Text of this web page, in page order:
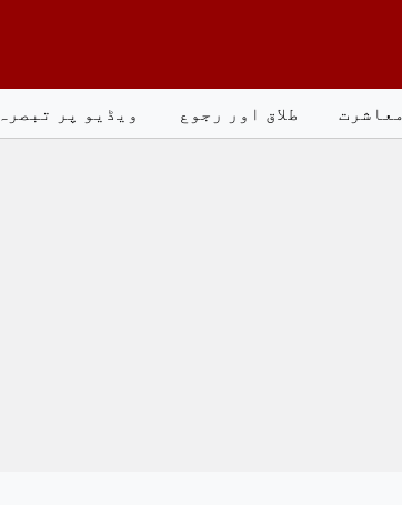
معاشرت طلاق اور رجوع ویڈیو پر تبصرہ